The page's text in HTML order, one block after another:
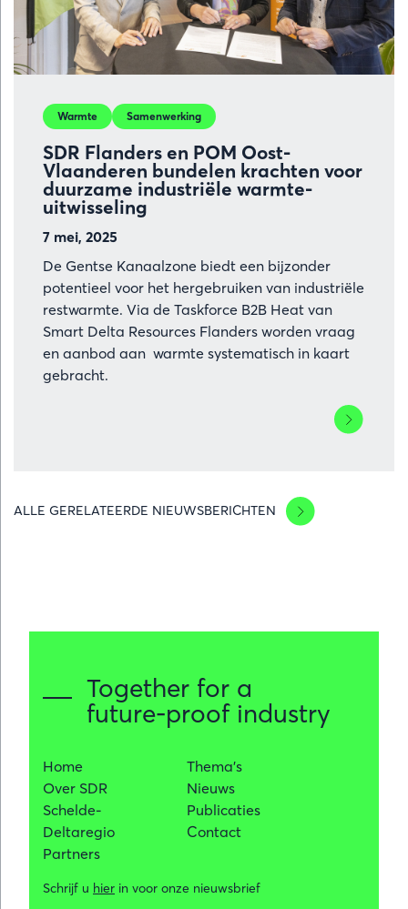
en
SDR Flanders en POM Oost-
Vlaanderen bundelen krachten voor
duurzame industriële warmte-
uitwisseling
7 mei, 2025
Warmte Samenwerking
De Gentse Kanaalzone biedt een bijzonder
potentieel voor het hergebruiken van industriële
restwarmte. Via de Taskforce B2B Heat van
Smart Delta Resources Flanders worden vraag
en aanbod aan warmte systematisch in kaart
gebracht.
Lees
meer
krachten
warmte-
ALLE GERELATEERDE NIEUWSBERICHTEN
Together for a
future-proof industry
Home
Over SDR
Schelde-
Deltaregio
Partners
Thema's
Nieuws
Publicaties
Contact
Schrijf u hier in voor onze nieuwsbrief